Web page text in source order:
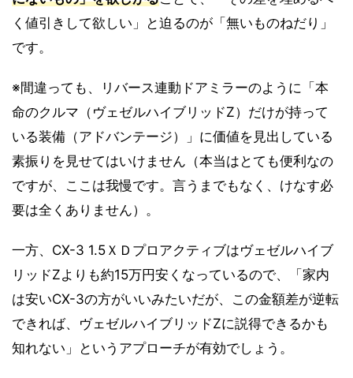
く値引きして欲しい」と迫るのが「無いものねだり」
です。
※間違っても、リバース連動ドアミラーのように「本
命のクルマ（ヴェゼルハイブリッドZ）だけが持って
いる装備（アドバンテージ）」に価値を見出している
素振りを見せてはいけません（本当はとても便利なの
ですが、ここは我慢です。言うまでもなく、けなす必
要は全くありません）。
一方、CX-3 1.5ＸＤプロアクティブはヴェゼルハイブ
リッドZよりも約15万円安くなっているので、「家内
は安いCX-3の方がいいみたいだが、この金額差が逆転
できれば、ヴェゼルハイブリッドZに説得できるかも
知れない」というアプローチが有効でしょう。